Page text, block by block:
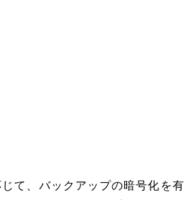
て、バックアップの暗号化を有